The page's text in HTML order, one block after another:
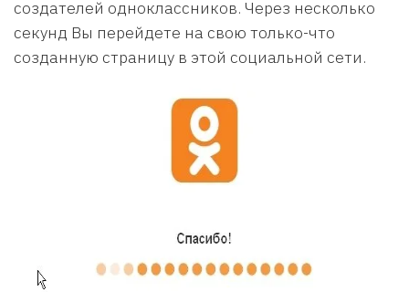
создателей одноклассников. Через несколько
секунд Вы перейдете на свою только-что
созданную страницу в этой социальной сети.